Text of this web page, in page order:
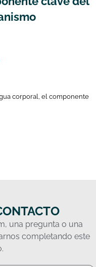
corporal, el componente
una pregunta o una
completando este